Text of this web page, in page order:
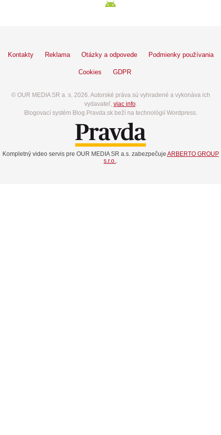
Kontakty Reklama Otázky a odpovede Podmienky používania
Cookies GDPR
© OUR MEDIA SR a. s. 2026. Autorské práva sú vyhradené a vykonáva ich
vydavateľ, viac info.
Blogovací systém Blog.Pravda.sk beží na technológií Wordpress.
Kompletný video servis pre OUR MEDIA SR a.s. zabezpečuje ARBERTO GROUP
s.r.o..